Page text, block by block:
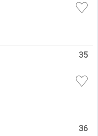
35
36